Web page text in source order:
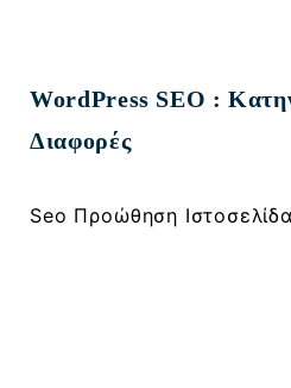
WordPress SEO :
Διαφορές
Seo Προώθηση